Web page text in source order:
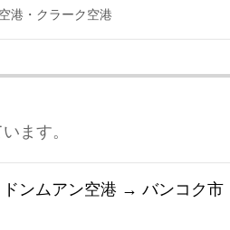
港・クラーク空港
ます。
ンムアン空港 → バンコク市